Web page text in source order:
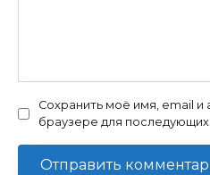
Сохранить моё имя, email и
браузере для